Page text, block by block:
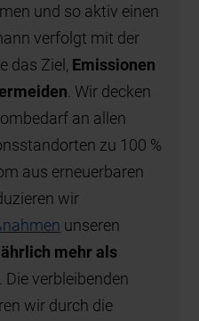
und so aktiv einen
verfolgt mit der
das Ziel, Emissionen
. Wir decken
an allen
zu 100 %
aus erneuerbaren
wir
unseren
mehr als
. Die verbleibenden
wir durch die